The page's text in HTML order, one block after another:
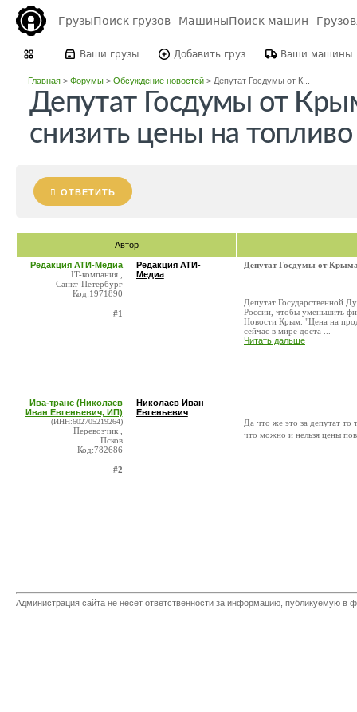
ГрузыПоиск грузов МашиныПоиск машин
Ваши грузы Добавить груз Ваши машины
Главная> Форумы> Обсуждение новостей> Депутат Госдумы от К...
Депутат Госдумы от
снизить цены на топливо
ОТВЕТИТЬ
Автор
Редакция АТИ-Медиа
IT-компания ,
Санкт-Петербург
Код:1971890
#1
Редакция АТИ-
Медиа
Депутат Госдумы от
Депутат Государственной
России, чтобы уменьшить
Новости Крым. "Цена на
сейчас в мире доста ...
Читать дальше
Ива-транс (Николаев
Иван Евгеньевич, ИП)
(ИНН:602705219264)
Перевозчик ,
Псков
Код:782686
#2
Николаев Иван
Евгеньевич
Да что же это за депутат то
что можно и нельзя цены
Администрация сайта не несет ответственности за информацию, публикуемую